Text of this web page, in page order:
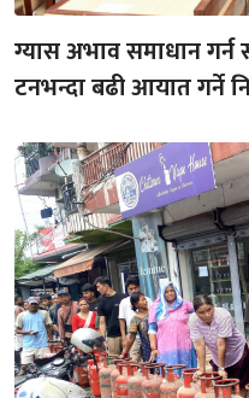
ग्यास अभाव समाधान
टनभन्दा बढी आयात गर्ने